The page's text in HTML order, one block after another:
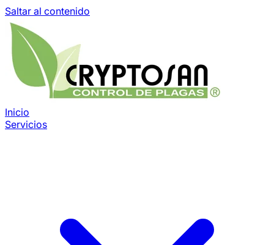
Saltar al contenido
Inicio
Servicios